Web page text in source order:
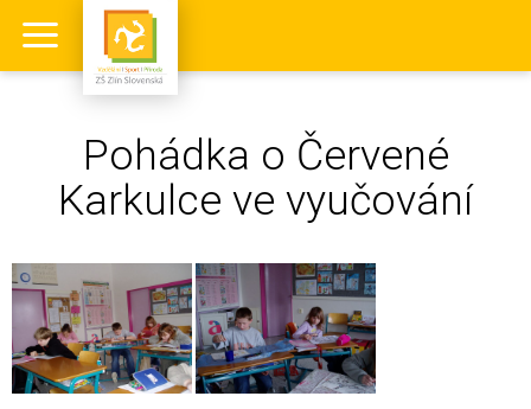
Pohádka o Červené
Karkulce ve vyučování